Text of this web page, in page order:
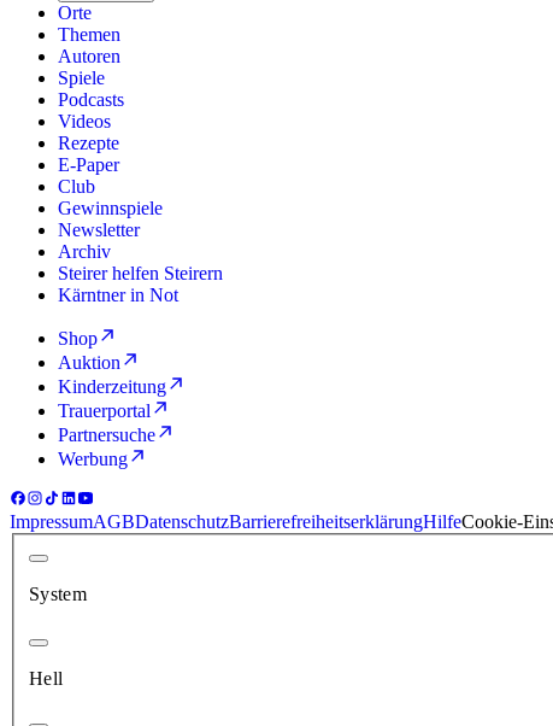
Orte
Themen
Autoren
Spiele
Podcasts
Videos
Rezepte
E-Paper
Club
Gewinnspiele
Newsletter
Archiv
Steirer helfen Steirern
Kärntner in Not
Shop
Auktion
Kinderzeitung
Trauerportal
Partnersuche
Werbung
ImpressumAGBDatenschutzBarrierefreiheitserklärungHilfeCookie-
System
Hell